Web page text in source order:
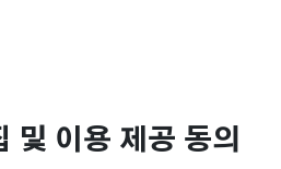
및 이용 제공 동의